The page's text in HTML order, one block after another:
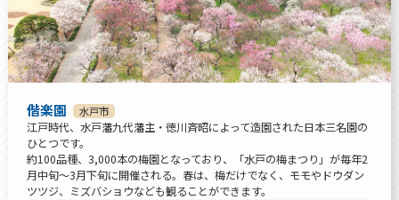
偕楽園 水戸市
江戸時代、水戸藩九代藩主・徳川斉昭によって造園された日本三名園の
ひとつです。
約100品種、3,000本の梅園となっており、「水戸の梅まつり」が毎年2
月中旬～3月下旬に開催される。春は、梅だけでなく、モモやドウダン
ツツジ、ミズバショウなども観ることができます。